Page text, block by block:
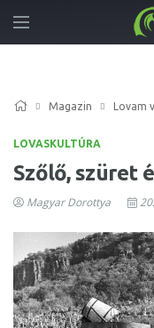
Magazin Lovam
LOVASKULTÚRA
Szőlő, szüret
Magyar Dorottya